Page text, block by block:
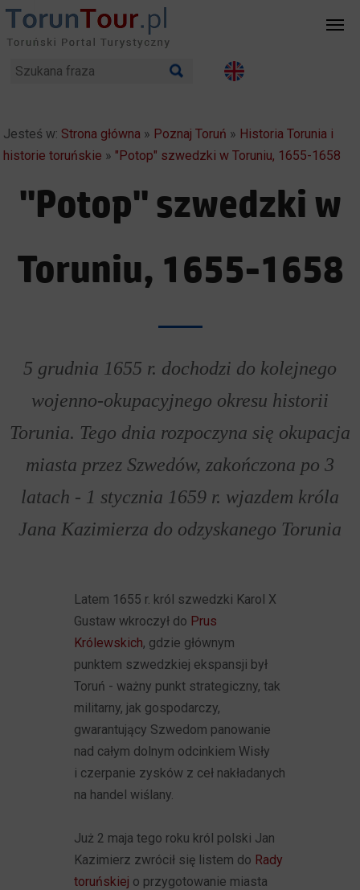
Jesteś w: Strona główna » Poznaj Toruń » Historia Torunia i
historie toruńskie » "Potop" szwedzki w Toruniu, 1655-1658
"Potop" szwedzki w
Toruniu, 1655-1658
5 grudnia 1655 r. dochodzi do kolejnego
wojenno-okupacyjnego okresu historii
Torunia. Tego dnia rozpoczyna się okupacja
miasta przez Szwedów, zakończona po 3
latach - 1 stycznia 1659 r. wjazdem króla
Jana Kazimierza do odzyskanego Torunia
Latem 1655 r. król szwedzki Karol X
Gustaw wkroczył do Prus
Królewskich, gdzie głównym
punktem szwedzkiej ekspansji był
Toruń - ważny punkt strategiczny, tak
militarny, jak gospodarczy,
gwarantujący Szwedom panowanie
nad całym dolnym odcinkiem Wisły
i czerpanie zysków z ceł nakładanych
na handel wiślany.
Już 2 maja tego roku król polski Jan
Kazimierz zwrócił się listem do Rady
toruńskiej o przygotowanie miasta